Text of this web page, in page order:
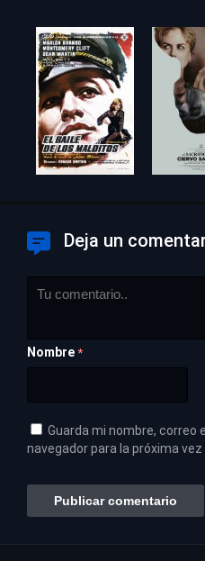
Deja un
Nombre *
Guarda mi nombre, correo
navegador para la próxima